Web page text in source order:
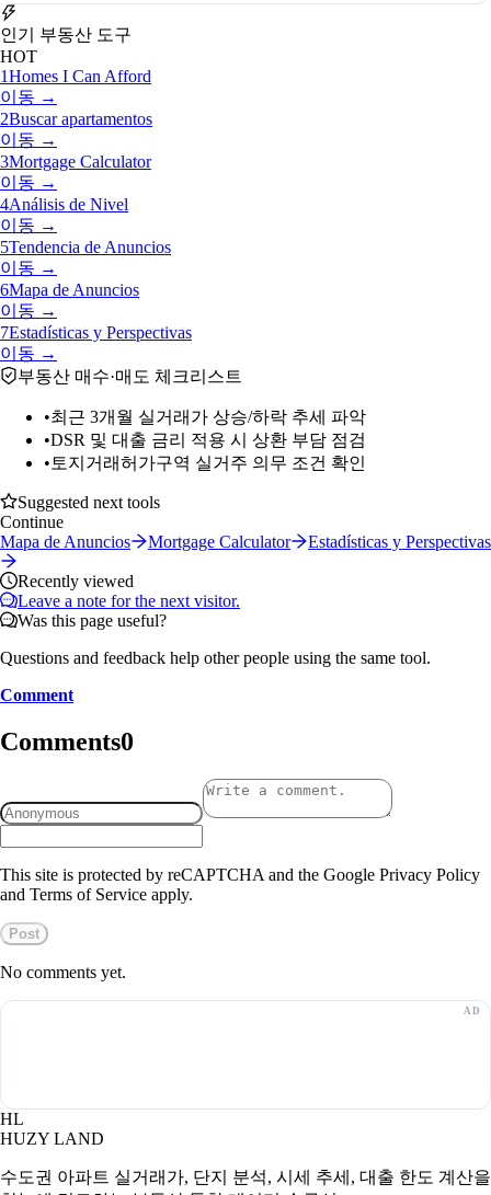
인기 부동산 도구
HOT
1Homes I Can Afford
이동 →
2Buscar apartamentos
이동 →
3Mortgage Calculator
이동 →
4Análisis de Nivel
이동 →
5Tendencia de Anuncios
이동 →
6Mapa de Anuncios
이동 →
7Estadísticas y Perspectivas
이동 →
부동산 매수·매도 체크리스트
•최근 3개월 실거래가 상승/하락 추세 파악
•DSR 및 대출 금리 적용 시 상환 부담 점검
• 토지거래허가구역 실거주 의무 조건 확인
Suggested next tools
Continue
Mapa de Anuncios
Mortgage Calculator Estadísticas y Perspectivas
Recently viewed
Leave a note for the next visitor.
Was this page useful?
Questions and feedback help other people using the same tool.
Comment
Comments0
This site is protected by reCAPTCHA and the Google Privacy Policy
and Terms of Service apply.
Post
No comments yet.
HL
HUZY LAND
수도권 아파트 실거래가, 단지 분석, 시세 추세, 대출 한도 계산을